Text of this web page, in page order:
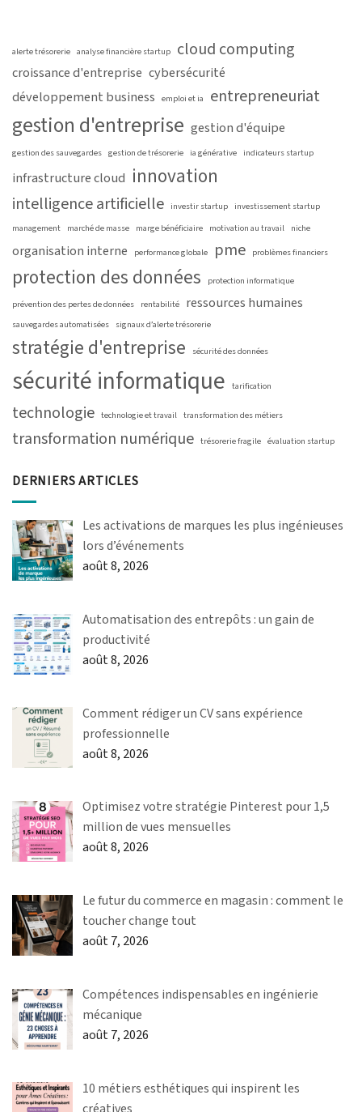
alerte trésorerie analyse financière startup cloud computing
croissance d'entreprise cybersécurité
développement business emploi et ia entrepreneuriat
gestion d'entreprise gestion d'équipe
gestion des sauvegardes gestion de trésorerie ia générative indicateurs startup
infrastructure cloud innovation
intelligence artificielle investir startup investissement startup
management marché de masse marge bénéficiaire motivation au travail niche
organisation interne performance globale pme problèmes financiers
protection des données
protection informatique
prévention des pertes de données rentabilité ressources humaines
sauvegardes automatisées signaux d’alerte trésorerie
stratégie d'entreprise sécurité des données
sécurité informatique tarification
technologie technologie et travail transformation des métiers
transformation numérique trésorerie fragile évaluation startup
DERNIERS ARTICLES
Les activations de marques les plus ingénieuses
lors d’événements
août 8, 2026
Automatisation des entrepôts : un gain de
productivité
août 8, 2026
Comment rédiger un CV sans expérience
professionnelle
août 8, 2026
Optimisez votre stratégie Pinterest pour 1,5
million de vues mensuelles
août 8, 2026
Le futur du commerce en magasin : comment le
toucher change tout
août 7, 2026
Compétences indispensables en ingénierie
mécanique
août 7, 2026
10 métiers esthétiques qui inspirent les